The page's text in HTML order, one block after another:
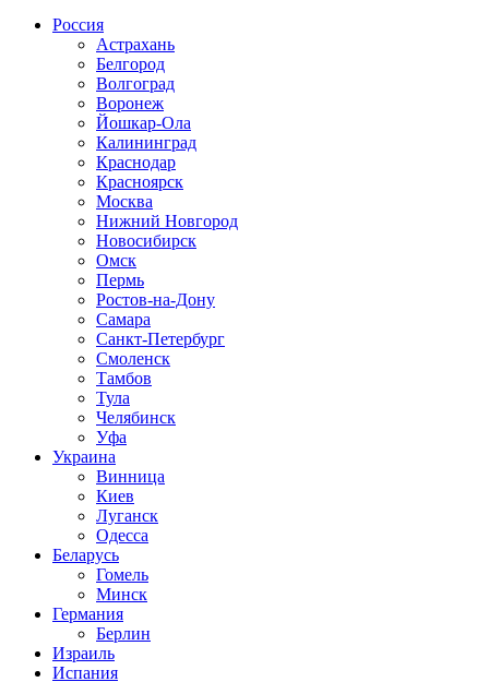
Россия
Астрахань
Белгород
Волгоград
Воронеж
Йошкар-Ола
Калининград
Краснодар
Красноярск
Москва
Нижний Новгород
Новосибирск
Омск
Пермь
Ростов-на-Дону
Самара
Санкт-Петербург
Смоленск
Тамбов
Тула
Челябинск
Уфа
Украина
Винница
Киев
Луганск
Одесса
Беларусь
Гомель
Минск
Германия
Берлин
Израиль
Испания